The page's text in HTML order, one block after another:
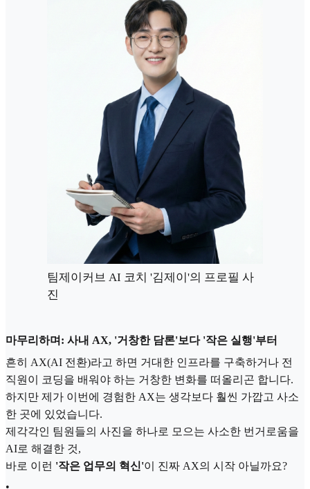
팀제이커브 AI 코치 '김제이'의 프로필 사
진
마무리하며: 사내 AX, '거창한 담론'보다 '작은 실행'부터
흔히 AX(AI 전환)라고 하면 거대한 인프라를 구축하거나 전
직원이 코딩을 배워야 하는 거창한 변화를 떠올리곤 합니다.
하지만 제가 이번에 경험한 AX는 생각보다 훨씬 가깝고 사소
한 곳에 있었습니다.
제각각인 팀원들의 사진을 하나로 모으는 사소한 번거로움을
AI로 해결한 것,
바로 이런 '작은 업무의 혁신'이 진짜 AX의 시작 아닐까요?